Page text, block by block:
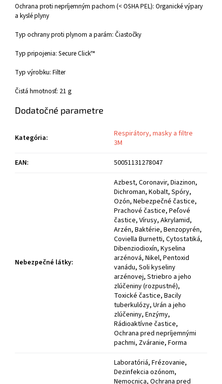
Ochrana proti nepríjemným pachom (< OSHA PEL): Organické výpary
a kyslé plyny
Typ ochrany proti plynom a parám: Čiastočky
Typ pripojenia: Secure Click™
Typ výrobku: Filter
Čistá hmotnosť: 21 g
Dodatočné parametre
Kategória:
Respirátory, masky a filtre
3M
EAN: 50051131278047
Nebezpečné látky:
Azbest, Coronavir, Diazinon,
Dichroman, Kobalt, Spóry,
Ozón, Nebezpečné častice,
Prachové častice, Peľové
častice, Vírusy, Akrylamid,
Arzén, Baktérie, Benzopyrén,
Coviella Burnetti, Cytostatiká,
Dibenziodioxín, Kyselina
arzénová, Nikel, Pentoxid
vanádu, Soli kyseliny
arzénovej, Striebro a jeho
zlúčeniny (rozpustné),
Toxické častice, Bacily
tuberkulózy, Urán a jeho
zlúčeniny, Enzýmy,
Rádioaktívne častice,
Ochrana pred nepríjemnými
pachmi, Zváranie, Forma
Laboratóriá, Frézovanie,
Dezinfekcia ozónom,
Nemocnica, Ochrana pred